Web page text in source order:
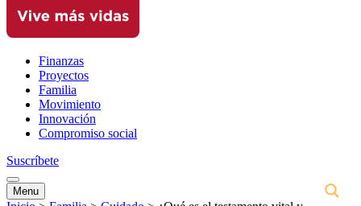
Finanzas
Proyectos
Familia
Movimiento
Innovación
Compromiso social
Suscríbete
Menu